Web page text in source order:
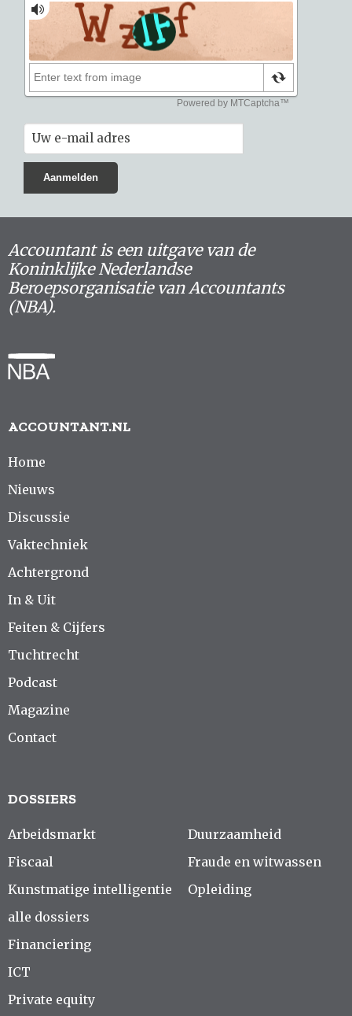
Accountant is een uitgave van de
Koninklijke Nederlandse
Beroepsorganisatie van Accountants
(NBA).
ACCOUNTANT.NL
Home
Nieuws
Discussie
Vaktechniek
Achtergrond
In & Uit
Feiten & Cijfers
Tuchtrecht
Podcast
Magazine
Contact
DOSSIERS
Arbeidsmarkt
Fiscaal
Kunstmatige intelligentie
alle dossiers
Duurzaamheid
Fraude en witwassen
Opleiding
Financiering
ICT
Private equity